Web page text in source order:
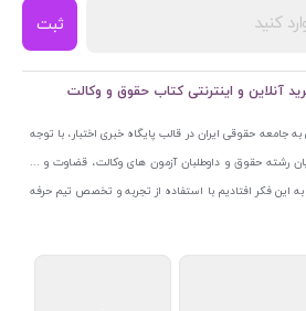
ثبت
آنلاین و اینترنتی کتاب حقوق و وکالت
حقوقی ایران در قالب پایگاه خبری اختبار، با توجه
رشته حقوق و داوطلبان آزمون های وکالت، قضاوت و ...
به این فکر افتادیم با استفاده از تجربه و تخصص تیم حرفه
ایران ارائه کنیم. به این منظور با راه اندازی و تجهیز